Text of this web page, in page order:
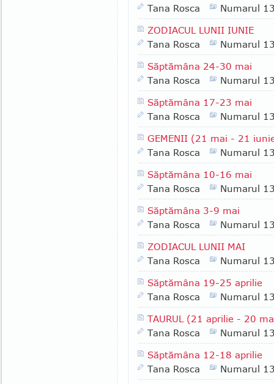
Tana Rosca
Numarul
ZODIACUL LUNII IUNIE
Tana Rosca
Numarul
Săptămâna 24-30 mai
Tana Rosca
Numarul
Săptămâna 17-23 mai
Tana Rosca
Numarul
GEMENII (21 mai - 21
Tana Rosca
Numarul
Săptămâna 10-16 mai
Tana Rosca
Numarul
Săptămâna 3-9 mai
Tana Rosca
Numarul
ZODIACUL LUNII MAI
Tana Rosca
Numarul
Săptămâna 19-25 aprilie
Tana Rosca
Numarul
TAURUL (21 aprilie - 20
Tana Rosca
Numarul
Săptămâna 12-18 aprilie
Tana Rosca
Numarul